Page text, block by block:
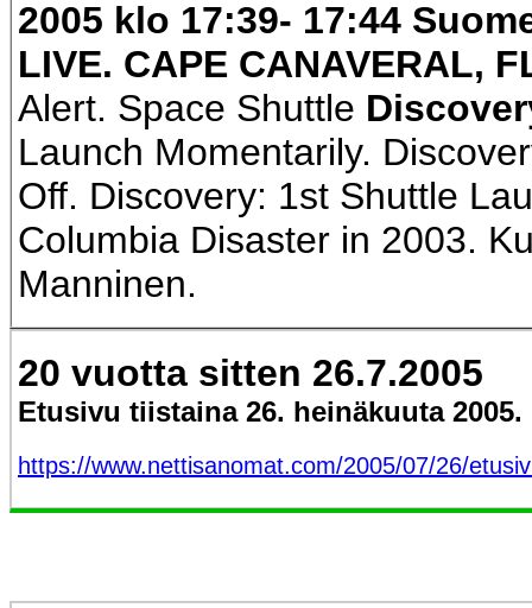
2005 klo 17:39- 17:44
LIVE. CAPE CANAVERAL,
Alert. Space Shuttle
Launch Momentarily.
Off. Discovery: 1st Shuttle
Columbia Disaster in 2003.
Manninen.
20 vuotta sitten 26.7.2005
Etusivu tiistaina 26. heinäkuuta 2005.
https://www.nettisanomat.com/2005/07/26/